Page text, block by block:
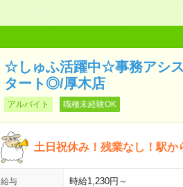
☆しゅふ活躍中☆事務アシス
タート◎/厚木店
アルバイト 職種未経験OK
土日祝休み！残業なし！駅か
給与
時給1,230円～